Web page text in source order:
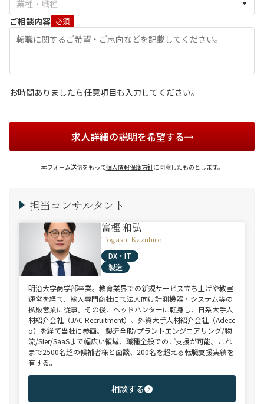
ご相談内容 必須
お時間ありましたら任意項目も入力してください。
求人詳細の説明を希望する
本フォーム送信をもって個人情報保護方針に同意したものとします。
担当コンサルタント
富樫 和弘
Togashi Kazuhiro
DX・IT
製造
明治大学商学部卒業。教育業界での新規サービス立ち上げや教室
運営を経て、輸入専門商社にて法人向け計測機器・システム等の
拡販営業に従事。その後、ヘッドハンターに転身し、日系大手人
材紹介会社（JAC Recruitment）、外資大手人材紹介会社（Adecc
o）を経て当社に参画。 製造全般/プラントエンジニアリング/物
流/SIer/SaaSまで幅広い領域、職種全般でのご支援が可能。これ
まで2500名超の候補者様と面談、200名を超える転職支援実績を
有する。
相談する